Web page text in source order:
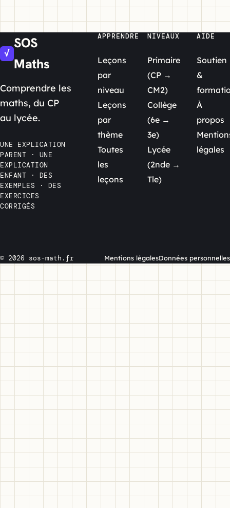
√
SOS
Maths
Comprendre les
maths, du CP
au lycée.
UNE EXPLICATION
PARENT · UNE
EXPLICATION
ENFANT · DES
EXEMPLES · DES
EXERCICES
CORRIGÉS
APPRENDRE
Leçons
par
niveau
Leçons
par
thème
Toutes
les
leçons
NIVEAUX
Primaire
(CP →
CM2)
Collège
(6e →
3e)
Lycée
(2nde →
Tle)
AIDE
Soutien
&
À
propos
légales
© 2026 sos-math.fr Mentions légalesDonnées personnelles